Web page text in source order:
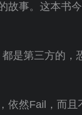
故事。这本书
是第三方的，
依然Fail，而且